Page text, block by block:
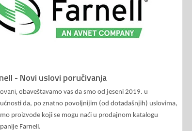
- Novi uslovi poručivanja
o baveštavamo vas da smo od jeseni 2019. u
da, po znatno povoljnijim (od dotadašnjih) uslovima,
proizvode koji se mogu naći u prodajnom katalogu
Farnell.